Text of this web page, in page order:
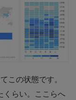
この状態です。
くらい。ここらへ